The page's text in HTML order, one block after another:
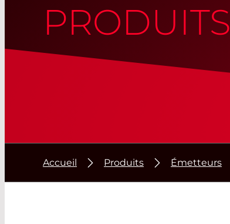
PRODUITS
Accueil Produits Émetteurs